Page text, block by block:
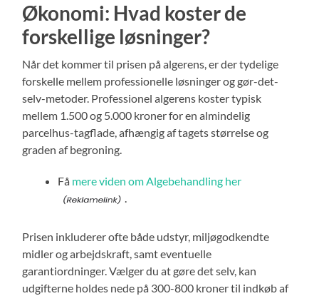
Økonomi: Hvad koster de
forskellige løsninger?
Når det kommer til prisen på algerens, er der tydelige
forskelle mellem professionelle løsninger og gør-det-
selv-metoder. Professionel algerens koster typisk
mellem 1.500 og 5.000 kroner for en almindelig
parcelhus-tagflade, afhængig af tagets størrelse og
graden af begroning.
Få mere viden om Algebehandling her
.
Prisen inkluderer ofte både udstyr, miljøgodkendte
midler og arbejdskraft, samt eventuelle
garantiordninger. Vælger du at gøre det selv, kan
udgifterne holdes nede på 300-800 kroner til indkøb af